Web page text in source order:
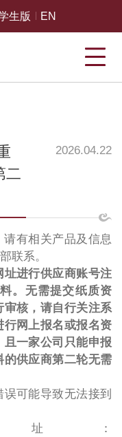
生版 EN
二
2026.04.22
有相关产品及信息
联系。
进行供应商账号注
。无需提交纸质资
核，请自行关注系
网上报名或报名资
一家公司只能申报
供应商第二轮无需
可能导致无法接到
：